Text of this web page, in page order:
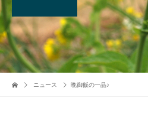
ニュース 晩御飯の一品♪